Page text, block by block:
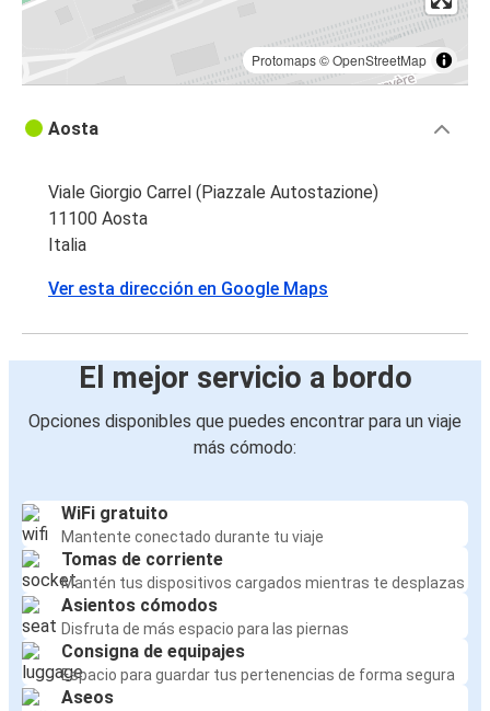
Protomaps©OpenStreetMap
Aosta
Viale Giorgio Carrel (Piazzale Autostazione)
11100 Aosta
Italia
Ver esta dirección en Google Maps
El mejor servicio a bordo
Opciones disponibles que puedes encontrar para un viaje
más cómodo:
WiFi gratuito
Mantente conectado durante tu viaje
Tomas de corriente
Mantén tus dispositivos cargados mientras te desplazas
Asientos cómodos
Disfruta de más espacio para las piernas
Consigna de equipajes
Espacio para guardar tus pertenencias de forma segura
Aseos